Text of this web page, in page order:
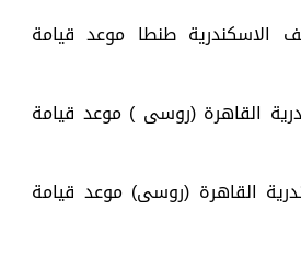
920 مكيف الاسكندرية طنطا موعد قيامة
18 الاسكندرية القاهرة (روسى ) موعد قيامة
28 الاسكندرية القاهرة (روسى) موعد قيامة